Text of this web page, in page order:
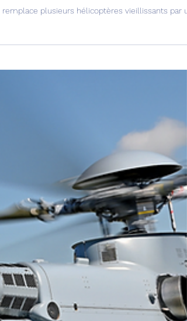
réceptionne ses H225M !